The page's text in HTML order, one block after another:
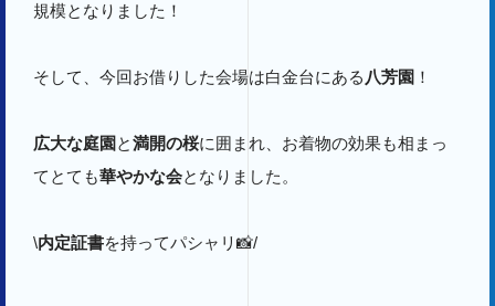
規模となりました！
そして、今回お借りした会場は白金台にある八芳園 ！
広大な庭園 と満開の桜に囲まれ、お着物の効果も相まっ
てとても華やかな会となりました。
\内定証書を持ってパシャリ📸/